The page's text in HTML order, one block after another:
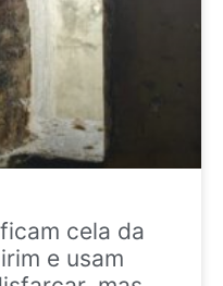
cela da
e usam